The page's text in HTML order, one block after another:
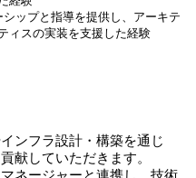
ップと指導を提供し、アーキテ
ィスの実装を支援した経験
ンフラ設計・構築を通じ
献していただきます。
ネージャーと連携し、技術